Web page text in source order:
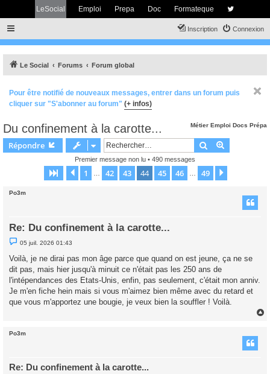
LeSocial Emploi Prepa Doc Formateque
Connexion
Inscription
Le Social Forums Forum global
Pour être notifié de nouveaux messages, entrer dans un forum puis
cliquer sur "S'abonner au forum" (+ infos)
Métier Emploi Docs Prépa
Du confinement à la carotte...
Répondre Rechercher
Premier message non lu • 490 messages
Page 44 sur 49
Précédent
1 42 43 44 45 46 49
Po3m
Re: Du confinement à la carotte...
M
e
s
s
a
g
e
n
n
05 juil. 2026 01:43
Voilà, je ne dirai pas mon âge parce que quand on est jeune, ça ne se
dit pas, mais hier jusqu'à minuit ce n'était pas les 250 ans de
l'intépendances des Etats-Unis, enfin, pas seulement, c'était mon anniv.
Je m'en fiche hein mais si vous m'aimez bien même avec du retard et
que vous m'apportez une bougie, je veux bien la souffler ! Voilà.
Po3m
Re: Du confinement à la carotte...